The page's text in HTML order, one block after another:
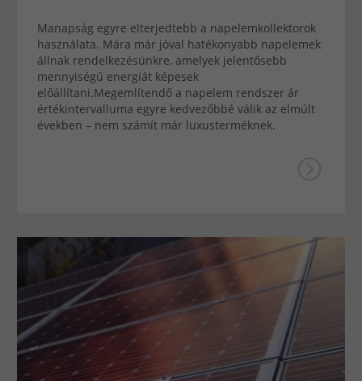
Manapság egyre elterjedtebb a napelemkollektorok
használata. Mára már jóval hatékonyabb napelemek
állnak rendelkezésünkre, amelyek jelentősebb
mennyiségű energiát képesek
előállítani.Megemlítendő a napelem rendszer ár
értékintervalluma egyre kedvezőbbé válik az elmúlt
években – nem számít már luxusterméknek.